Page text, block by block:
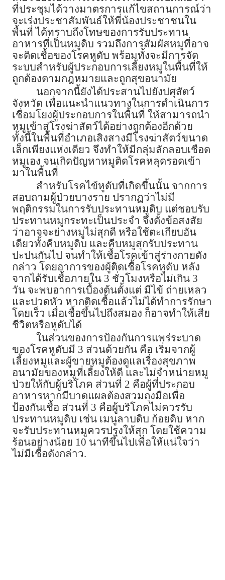
ที่ประชุมได้วางมาตรการแก้ไขสถานการณ์ว่า
จะเร่งประชาสัมพันธ์ให้พี่น้องประชาชนใน
พื้นที่ ได้ทราบถึงโทษของการรับประทาน
อาหารที่เป็นหมูดิบ รวมถึงการสัมผัสหมูที่อาจ
จะติดเชื้อของโรคหูดับ พร้อมทั้งจะมีการจัด
ระบบสำหรับผู้ประกอบการเลี้ยงหมูในพื้นที่ให้
ถูกต้องตามกฎหมายและถูกสุขอนามัย
นอกจากนี้ยังได้ประสานไปยังปศุสัตว์
จังหวัด เพื่อแนะนำแนวทางในการดำเนินการ
เชื่อมโยงผู้ประกอบการในพื้นที่ ให้สามารถนำ
หมูเข้าสู่โรงฆ่าสัตว์ได้อย่างถูกต้องอีกด้วย
ทั้งนี้ในพื้นที่อำเภอเสิงสางมีโรงฆ่าสัตว์ขนาด
เล็กเพียงแห่งเดียว จึงทำให้มีกลุ่มลักลอบเชือด
หมูเอง จนเกิดปัญหาหมูติดโรคหลุดรอดเข้า
มาในพื้นที่
สำหรับโรคไข้หูดับที่เกิดขึ้นนั้น จากการ
สอบถามผู้ป่วยบางราย ปรากฏว่าไม่มี
พฤติกรรมในการรับประทานหมูดิบ แต่ชอบรับ
ประทานหมูกระทะเป็นประจำ จึงตั้งข้อสงสัย
ว่าอาจจะย่างหมูไม่สุกดี หรือใช้ตะเกียบอัน
เดียวทั้งคีบหมูดิบ และคีบหมูสุกรับประทาน
ปะปนกันไป จนทำให้เชื้อโรคเข้าสู่ร่างกายดัง
กล่าว โดยอาการของผู้ติดเชื้อโรคหูดับ หลัง
จากได้รับเชื้อภายใน 3 ชั่วโมงหรือไม่เกิน 3
วัน จะพบอาการเบื้องต้นตั้งแต่ มีไข้ ถ่ายเหลว
และปวดหัว หากติดเชื้อแล้วไม่ได้ทำการรักษา
โดยเร็ว เมื่อเชื้อขึ้นไปถึงสมอง ก็อาจทำให้เสีย
ชีวิตหรือหูดับได้
ในส่วนของการป้องกันการแพร่ระบาด
ของโรคหูดับมี 3 ส่วนด้วยกัน คือ เริ่มจากผู้
เลี้ยงหมูและผู้ขายหมูต้องดูแลเรื่องสุขภาพ
อนามัยของหมูที่เลี้ยงให้ดี และไม่จำหน่ายหมู
ป่วยให้กับผู้บริโภค ส่วนที่ 2 คือผู้ที่ประกอบ
อาหารหากมีบาดแผลต้องสวมถุงมือเพื่อ
ป้องกันเชื้อ ส่วนที่ 3 คือผู้บริโภคไม่ควรรับ
ประทานหมูดิบ เช่น เมนูลาบดิบ ก้อยดิบ หาก
จะรับประทานหมูควรปรุงให้สุก โดยใช้ความ
ร้อนอย่างน้อย 10 นาทีขึ้นไปเพื่อให้แน่ใจว่า
ไม่มีเชื้อดังกล่าว.